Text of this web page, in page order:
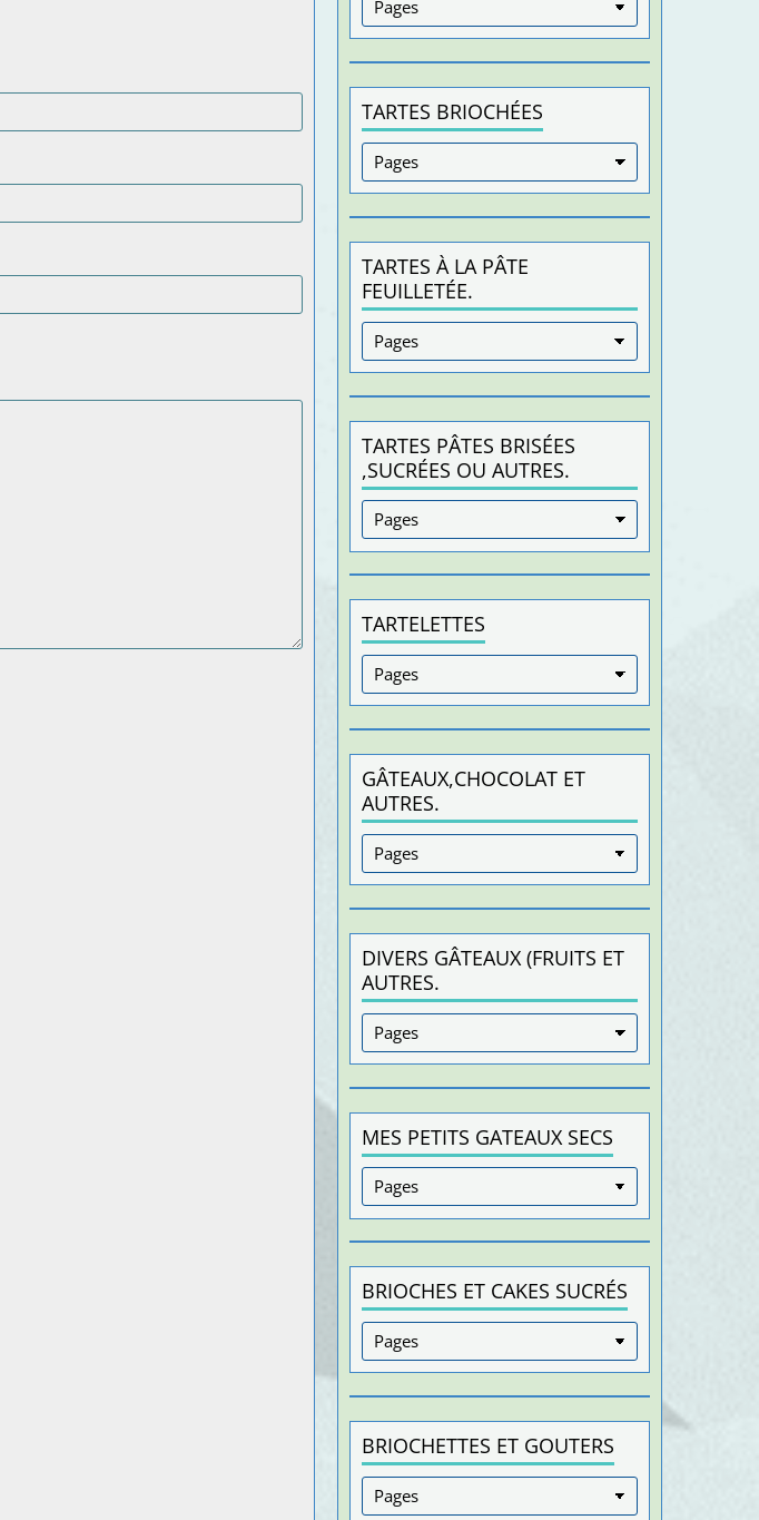
TARTES BRIOCHÉES
TARTES À LA PÂTE
FEUILLETÉE.
TARTES PÂTES BRISÉES
,SUCRÉES OU AUTRES.
TARTELETTES
GÂTEAUX,CHOCOLAT ET
AUTRES.
DIVERS GÂTEAUX (FRUITS ET
AUTRES.
MES PETITS GATEAUX SECS
BRIOCHES ET CAKES SUCRÉS
BRIOCHETTES ET GOUTERS